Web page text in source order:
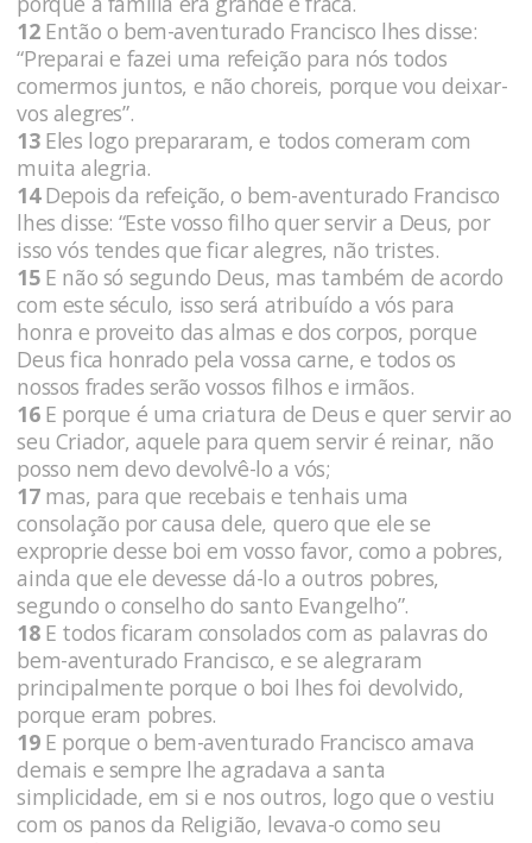
12Então o bem-aventurado Francisco lhes disse:
“Preparai e fazei uma refeição para nós todos
comermos juntos, e não choreis, porque vou deixar-
vos alegres”.
13Eles logo prepararam, e todos comeram com
muita alegria.
14Depois da refeição, o bem-aventurado Francisco
lhes disse: “Este vosso filho quer servir a Deus, por
isso vós tendes que ficar alegres, não tristes.
15E não só segundo Deus, mas também de acordo
com este século, isso será atribuído a vós para
honra e proveito das almas e dos corpos, porque
Deus fica honrado pela vossa carne, e todos os
nossos frades serão vossos filhos e irmãos.
16E porque é uma criatura de Deus e quer servir ao
seu Criador, aquele para quem servir é reinar, não
posso nem devo devolvê-lo a vós;
17mas, para que recebais e tenhais uma
consolação por causa dele, quero que ele se
exproprie desse boi em vosso favor, como a pobres,
ainda que ele devesse dá-lo a outros pobres,
segundo o conselho do santo Evangelho”.
18E todos ficaram consolados com as palavras do
bem-aventurado Francisco, e se alegraram
principalmente porque o boi lhes foi devolvido,
porque eram pobres.
19E porque o bem-aventurado Francisco amava
demais e sempre lhe agradava a santa
simplicidade, em si e nos outros, logo que o vestiu
com os panos da Religião, levava-o como seu